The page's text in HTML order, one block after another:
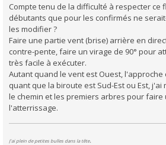
Compte tenu de la difficulté à respecter ce
débutants que pour les confirmés ne
les modifier ?
Faire une partie vent (brise) arrière en
contre-pente, faire un virage de 90° pour
très facile à exécuter.
Autant quand le vent est Ouest, l'approche
quant que la biroute est Sud-Est ou Est,
le chemin et les premiers arbres pour faire
l'atterrissage.
J'ai plein de petites bulles dans la tête.